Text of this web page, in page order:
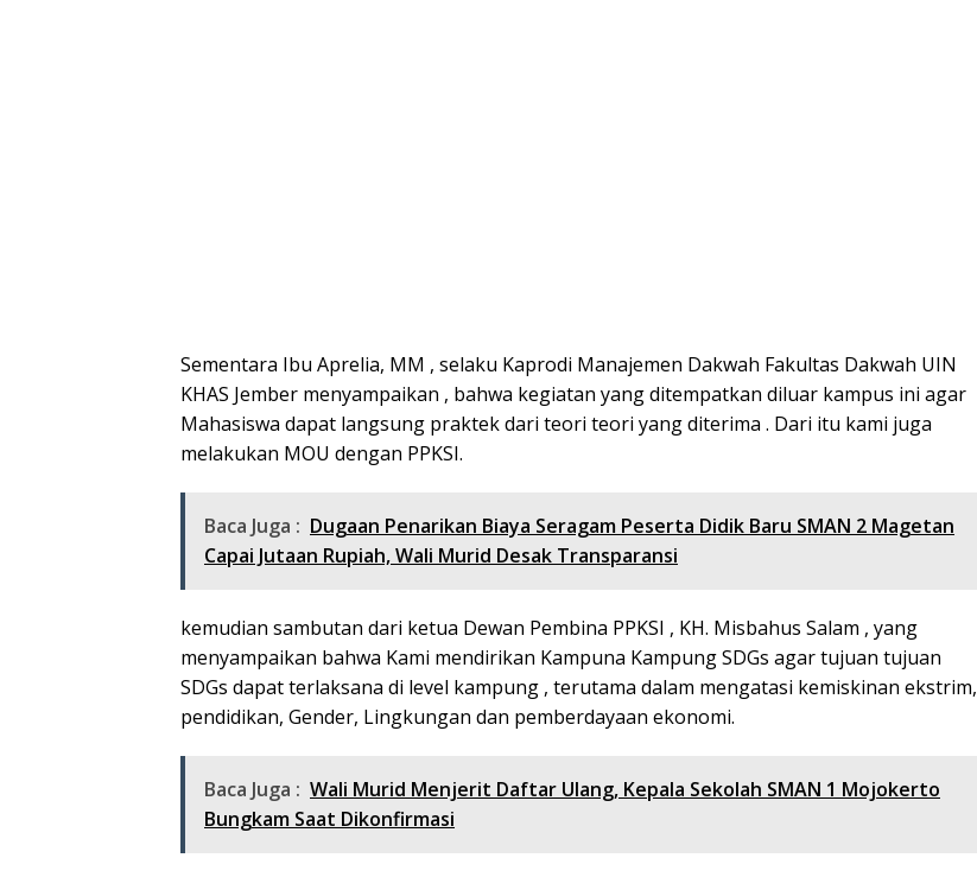
Sementara Ibu Aprelia, MM , selaku Kaprodi Manajemen Dakwah Fakultas Dakwah UIN
KHAS Jember menyampaikan , bahwa kegiatan yang ditempatkan diluar kampus ini agar
Mahasiswa dapat langsung praktek dari teori teori yang diterima . Dari itu kami juga
melakukan MOU dengan PPKSI.
Baca Juga : Dugaan Penarikan Biaya Seragam Peserta Didik Baru SMAN 2 Magetan
Capai Jutaan Rupiah, Wali Murid Desak Transparansi
kemudian sambutan dari ketua Dewan Pembina PPKSI , KH. Misbahus Salam , yang
menyampaikan bahwa Kami mendirikan Kampuna Kampung SDGs agar tujuan tujuan
SDGs dapat terlaksana di level kampung , terutama dalam mengatasi kemiskinan ekstrim,
pendidikan, Gender, Lingkungan dan pemberdayaan ekonomi.
Baca Juga : Wali Murid Menjerit Daftar Ulang, Kepala Sekolah SMAN 1 Mojokerto
Bungkam Saat Dikonfirmasi